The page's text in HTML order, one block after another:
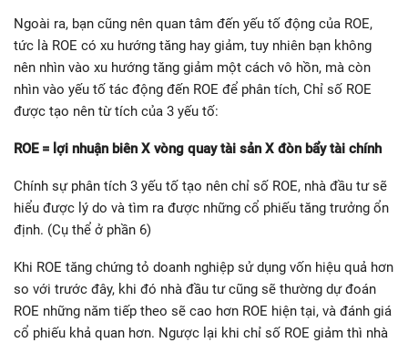
Ngoài ra, bạn cũng nên quan tâm đến yếu tố động của ROE,
tức là ROE có xu hướng tăng hay giảm, tuy nhiên bạn không
nên nhìn vào xu hướng tăng giảm một cách vô hồn, mà còn
nhìn vào yếu tố tác động đến ROE để phân tích, Chỉ số ROE
được tạo nên từ tích của 3 yếu tố:
ROE = lợi nhuận biên X vòng quay tài sản X đòn bẩy tài chính
Chính sự phân tích 3 yếu tố tạo nên chỉ số ROE, nhà đầu tư sẽ
hiểu được lý do và tìm ra được những cổ phiếu tăng trưởng ổn
định. (Cụ thể ở phần 6)
Khi ROE tăng chứng tỏ doanh nghiệp sử dụng vốn hiệu quả hơn
so với trước đây, khi đó nhà đầu tư cũng sẽ thường dự đoán
ROE những năm tiếp theo sẽ cao hơn ROE hiện tại, và đánh giá
cổ phiếu khả quan hơn. Ngược lại khi chỉ số ROE giảm thì nhà